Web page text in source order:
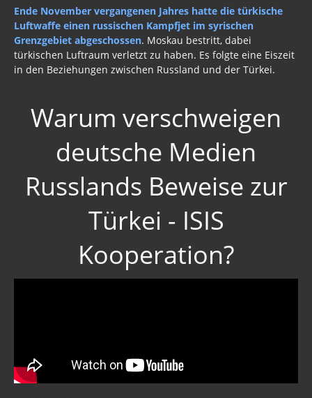
Firmen
Brd - Syrien
Brd - USA
Norwegen
England
Österreich
Polen
Schweiz
Bargeldverbot
Ende November vergangenen Jahres hatte die türkische
Luftwaffe einen russischen Kampfjet im syrischen
Grenzgebiet abgeschossen. Moskau bestritt, dabei
türkischen Luftraum verletzt zu haben. Es folgte eine Eiszeit
in den Beziehungen zwischen Russland und der Türkei.
Warum verschweigen
deutsche Medien
Russlands Beweise zur
Türkei - ISIS
Kooperation?